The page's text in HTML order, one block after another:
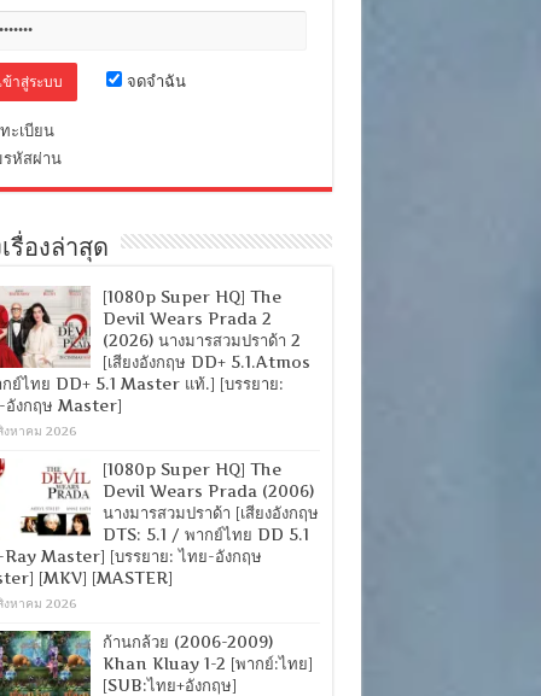
จดจำฉัน
ะเบียน
หัสผ่าน
รื่องล่าสุด
[1080p Super HQ] The
Devil Wears Prada 2
(2026) นางมารสวมปราด้า 2
[เสียงอังกฤษ DD+ 5.1.Atmos
ย์ไทย DD+ 5.1 Master แท้.] [บรรยาย:
อังกฤษ Master]
งหาคม 2026
[1080p Super HQ] The
Devil Wears Prada (2006)
นางมารสวมปราด้า [เสียงอังกฤษ
DTS: 5.1 / พากย์ไทย DD 5.1
Master] [บรรยาย: ไทย-อังกฤษ
[MKV] [MASTER]
งหาคม 2026
ก้านกล้วย (2006-2009)
Khan Kluay 1-2 [พากย์:ไทย]
[SUB:ไทย+อังกฤษ]